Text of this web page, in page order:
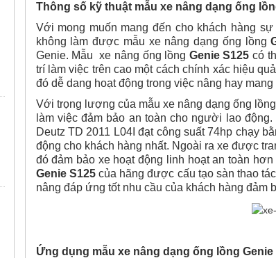
Thông số kỹ thuật mẫu xe nâng dạng ống
Với mong muốn mang đến cho khách hàng
không làm được mẫu xe nâng dạng ống lồng
Genie. Mẫu
xe nâng ống lồng Genie S125có
trí làm việc trên cao một cách chính xác hiệu
đó dễ dang hoạt động trong việc nâng hay
Với trọng lượng của mẫu xe nâng dạng ống lồng
làm việc đảm bảo an toàn cho người lao
Deutz TD 2011 L04I đạt công suất 74hp chạy
động cho khách hàng nhất. Ngoài ra xe được
đó đảm bảo xe hoạt động linh hoạt an toàn
Genie S125 của hãng được cấu tạo sàn thao
nâng đáp ứng tốt nhu cầu của khách hàng
Ứng dụng mẫu xe nâng dạng ống lồng Genie